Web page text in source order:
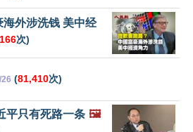
外涉洗钱 美中经
次)
(81,410次)
平只有死路一条 🖼️